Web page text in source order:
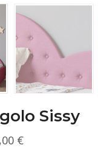
Sissy
€Fascia